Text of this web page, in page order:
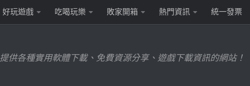
好玩遊戲 吃喝玩樂 敗家開箱 熱門資訊 統一發票
提供各種實用軟體下載、免費資源分享、遊戲下載資訊的網站！